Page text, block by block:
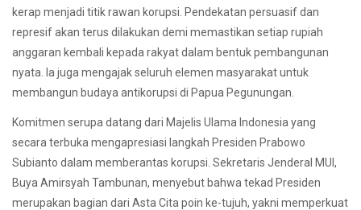
kerap menjadi titik rawan korupsi. Pendekatan persuasif dan
represif akan terus dilakukan demi memastikan setiap rupiah
anggaran kembali kepada rakyat dalam bentuk pembangunan
nyata. Ia juga mengajak seluruh elemen masyarakat untuk
membangun budaya antikorupsi di Papua Pegunungan.
Komitmen serupa datang dari Majelis Ulama Indonesia yang
secara terbuka mengapresiasi langkah Presiden Prabowo
Subianto dalam memberantas korupsi. Sekretaris Jenderal MUI,
Buya Amirsyah Tambunan, menyebut bahwa tekad Presiden
merupakan bagian dari Asta Cita poin ke-tujuh, yakni memperkuat